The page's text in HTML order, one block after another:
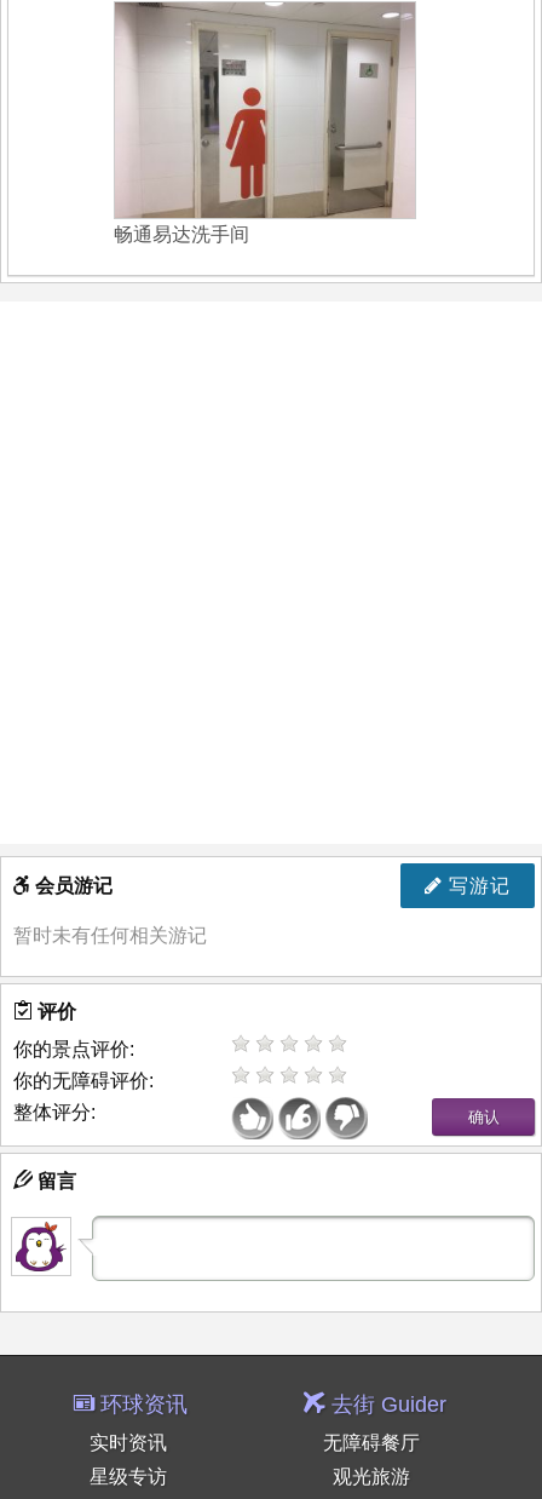
畅通易达洗手间
写游记
会员游记
暂时未有任何相关游记
评价
你的景点评价:
你的无障碍评价:
整体评分:
留言
环球资讯
实时资讯
星级专访
去街 Guider
无障碍餐厅
观光旅游